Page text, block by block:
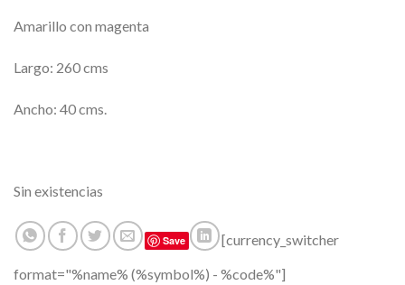
Amarillo con magenta
Largo: 260 cms
Ancho: 40 cms.
Sin existencias
Save [currency_switcher
format="%name% (%symbol%) - %code%"]